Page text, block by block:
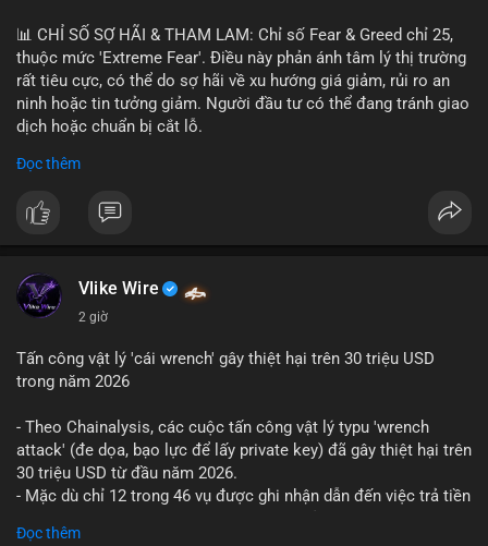
📰 Nguồn: CoinDesk
📊 CHỈ SỐ SỢ HÃI & THAM LAM: Chỉ số Fear & Greed chỉ 25,
thuộc mức 'Extreme Fear'. Điều này phản ánh tâm lý thị trường
rất tiêu cực, có thể do sợ hãi về xu hướng giá giảm, rủi ro an
ninh hoặc tin tưởng giảm. Người đầu tư có thể đang tránh giao
dịch hoặc chuẩn bị cắt lỗ.
📈 XU HƯỚNG TÌM KIẾM & THẢO LUẬN: Coin trending trên
(CASHCAT), Pudgy Penguins (PENGU) và OVERTAKE (TAKE).
Các chủ đề như 'Sắt lở đất' hoặc 'Chết' trên Google Trends
trung của người dùng vào các chủ đề địa phương. Trên
LunarCrush, các chủ đề như Solana, Taylor Swift và UFC 310
💬 DÒNG CHẢY TIN TỨC & TRUYỀN THÔNG: Tài chính Việt
Bắc', trong khi tin tức quốc tế nhấn mạnh việc Putin ký luật
crypto và sự kiện an ninh như hack Zeus Wallet. Trên Binance
Square, nhiều người chia sẻ chiến lược giao dịch như lệnh
Long $BTW hoặc cập nhật về sự kiện Alpha Trading
Đọc thêm
Vlike Wire
2 giờ
Tấn công vật lý 'cái wrench' gây thiệt hại trên 30 triệu USD
trong năm 2026
- Theo Chainalysis, các cuộc tấn công vật lý typu 'wrench
attack' (đe dọa, bạo lực để lấy private key) đã gây thiệt hại trên
30 triệu USD từ đầu năm 2026.
- Mặc dù chỉ 12 trong 46 vụ được ghi nhận dẫn đến việc trả tiền
gồm rò rỉ dữ liệu và đe dọa tới gia đình, bạn bè của người sở
Đọc thêm